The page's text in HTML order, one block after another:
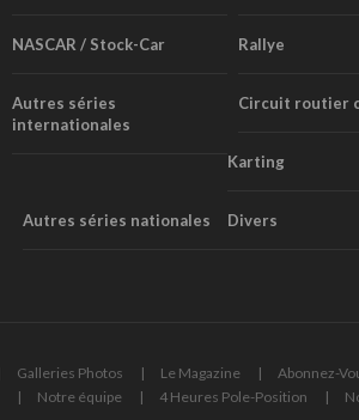
NASCAR / Stock-Car Rallye
Autres séries
internationales
Circuit routier
Karting
Autres séries nationales Divers
Galleries Photos Le Magazine Abonnez-
Notre équipe 4 Heures Pole-Position